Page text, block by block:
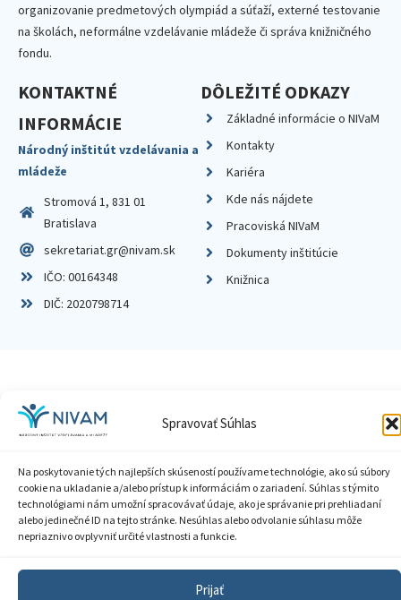
Spravovať Súhlas
Na poskytovanie tých najlepších skúseností používame technológie, ako sú súbory
cookie na ukladanie a/alebo prístup k informáciám o zariadení. Súhlas s týmito
technológiami nám umožní spracovávať údaje, ako je správanie pri prehliadaní
alebo jedinečné ID na tejto stránke. Nesúhlas alebo odvolanie súhlasu môže
nepriaznivo ovplyvniť určité vlastnosti a funkcie.
Prijať
organizovanie predmetových olympiád a súťaží, externé testovanie
na školách, neformálne vzdelávanie mládeže či správa knižničného
fondu.
KONTAKTNÉ
INFORMÁCIE
Národný inštitút vzdelávania a
mládeže
Stromová 1, 831 01
Bratislava
sekretariat.gr@nivam.sk
IČO: 00164348
DIČ: 2020798714
DÔLEŽITÉ ODKAZY
Základné informácie o NIVaM
Kontakty
Kariéra
Kde nás nájdete
Pracoviská NIVaM
Dokumenty inštitúcie
Knižnica
© 2026 Národný inštitút vzdelávania a mládeže
Vyhlásenie o prístupnosti
Sprístupnenie informácií
Nastavenia cookies